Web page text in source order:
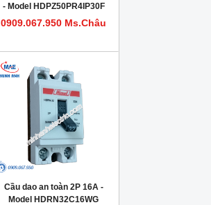
- Model HDPZ50PR4IP30F
0909.067.950 Ms.Châu
Cầu dao an toàn 2P 16A -
Model HDRN32C16WG